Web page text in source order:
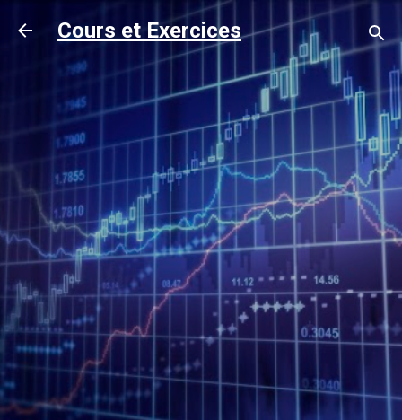
Accéder au contenu principal
Cours et Exercices